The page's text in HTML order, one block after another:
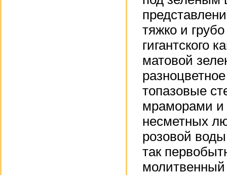
тяжко и
гигантского
матовой
топазовые
мраморами и
несметных
розовой
так
молитвенный